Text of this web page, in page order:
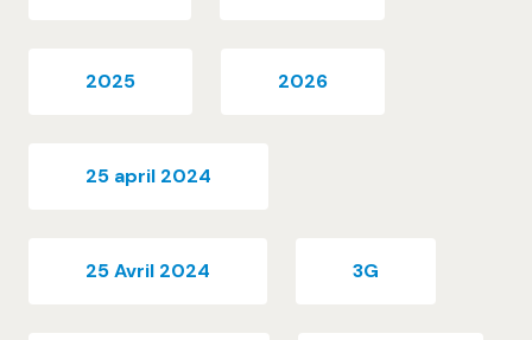
2025 2026
25 april 2024
25 Avril 2024 3G